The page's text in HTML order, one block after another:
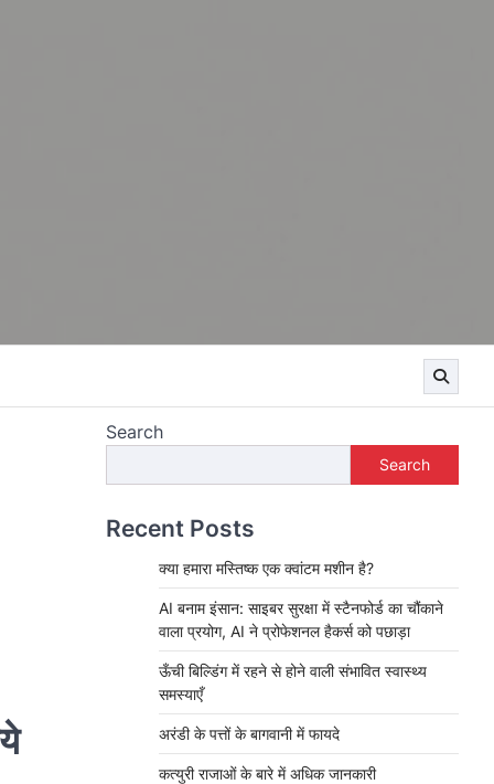
Search
Search
Recent Posts
क्या हमारा मस्तिष्क एक क्वांटम मशीन है?
AI बनाम इंसान: साइबर सुरक्षा में स्टैनफोर्ड का चौंकाने
वाला प्रयोग, AI ने प्रोफेशनल हैकर्स को पछाड़ा
ऊँची बिल्डिंग में रहने से होने वाली संभावित स्वास्थ्य
समस्याएँ
अरंडी के पत्तों के बागवानी में फायदे
कत्युरी राजाओं के बारे में अधिक जानकारी